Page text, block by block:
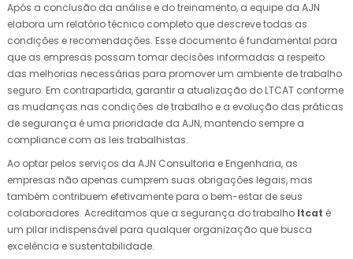
Após a conclusão da análise e do treinamento, a equipe da AJN
elabora um relatório técnico completo que descreve todas as
condições e recomendações. Esse documento é fundamental para
que as empresas possam tomar decisões informadas a respeito
das melhorias necessárias para promover um ambiente de trabalho
seguro. Em contrapartida, garantir a atualização do LTCAT conforme
as mudanças nas condições de trabalho e a evolução das práticas
de segurança é uma prioridade da AJN, mantendo sempre a
compliance com as leis trabalhistas.
Ao optar pelos serviços da AJN Consultoria e Engenharia, as
empresas não apenas cumprem suas obrigações legais, mas
também contribuem efetivamente para o bem-estar de seus
colaboradores. Acreditamos que a segurança do trabalho ltcat é
um pilar indispensável para qualquer organização que busca
excelência e sustentabilidade.